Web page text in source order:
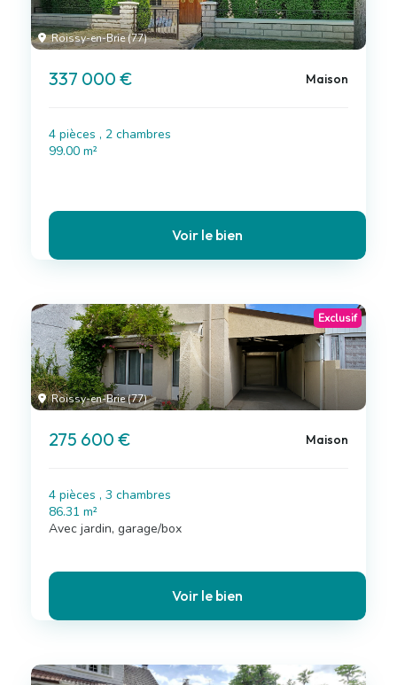
Roissy-en-Brie (77)
337 000 € Maison
4 pièces , 2 chambres
99.00 m²
Voir le bien
Roissy-en-Brie (77)
Exclusif
275 600 € Maison
4 pièces , 3 chambres
86.31 m²
Avec jardin, garage/box
Voir le bien